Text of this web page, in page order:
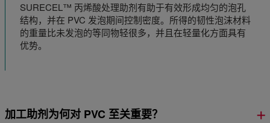
SURECEL™ 丙烯酸处理助剂有助于有效形成均匀的泡孔
结构，并在 PVC 发泡期间控制密度。所得的韧性泡沫材料
的重量比未发泡的等同物轻很多，并且在轻量化方面具有
优势。
加工助剂为何对 PVC 至关重要？